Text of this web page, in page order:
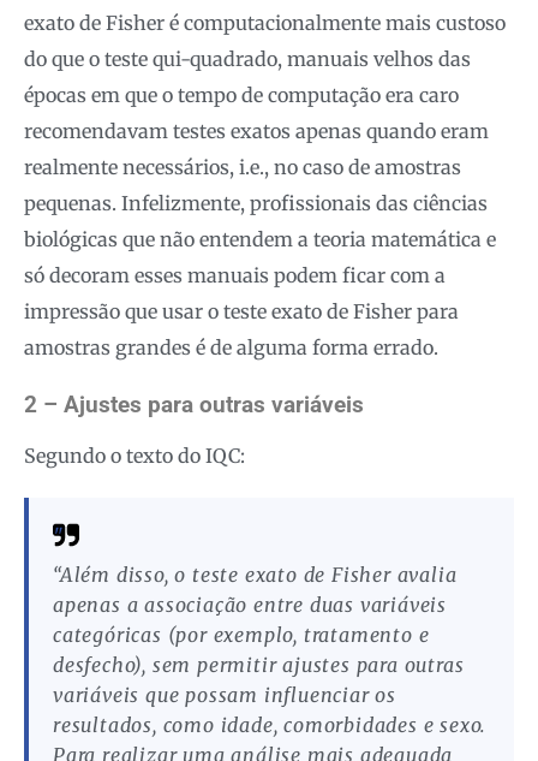
exato de Fisher é computacionalmente mais custoso
do que o teste qui-quadrado, manuais velhos das
épocas em que o tempo de computação era caro
recomendavam testes exatos apenas quando eram
realmente necessários, i.e., no caso de amostras
pequenas. Infelizmente, profissionais das ciências
biológicas que não entendem a teoria matemática e
só decoram esses manuais podem ficar com a
impressão que usar o teste exato de Fisher para
amostras grandes é de alguma forma errado.
2 – Ajustes para outras variáveis
Segundo o texto do IQC:
“Além disso, o teste exato de Fisher avalia
apenas a associação entre duas variáveis
categóricas (por exemplo, tratamento e
desfecho), sem permitir ajustes para outras
variáveis que possam influenciar os
resultados, como idade, comorbidades e sexo.
Para realizar uma análise mais adequada